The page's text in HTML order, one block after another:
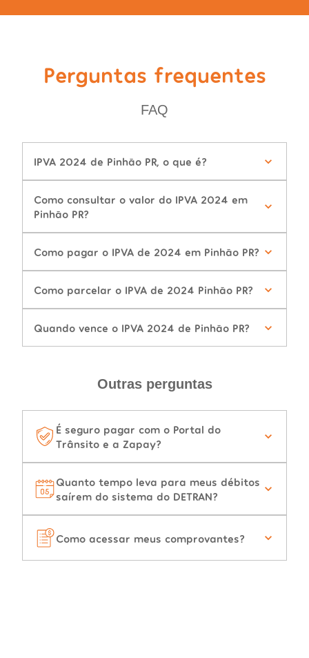
Perguntas frequentes
FAQ
IPVA 2024 de Pinhão PR, o que é?
Como consultar o valor do IPVA 2024 em
Pinhão PR?
Como pagar o IPVA de 2024 em Pinhão PR?
Como parcelar o IPVA de 2024 Pinhão PR?
Quando vence o IPVA 2024 de Pinhão PR?
Outras perguntas
É seguro pagar com o Portal do
Trânsito e a Zapay?
Quanto tempo leva para meus débitos
saírem do sistema do DETRAN?
Como acessar meus comprovantes?